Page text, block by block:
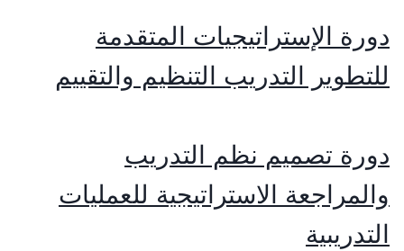
دورة الإستراتيجيات المتقدمة
للتطوير التدريب التنظيم والتقييم
دورة تصميم نظم التدريب
والمراجعة الاستراتيجية للعمليات
التدريبية